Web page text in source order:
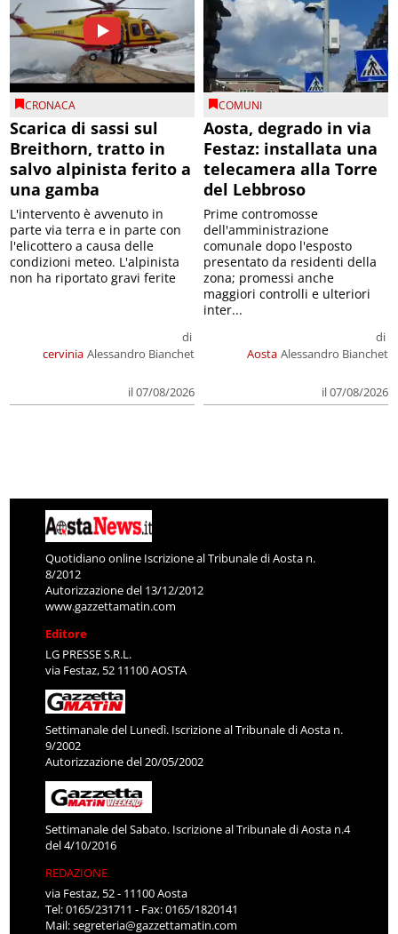
CRONACA
Scarica di sassi sul
Breithorn, tratto in
salvo alpinista ferito a
una gamba
cervinia
di
Alessandro Bianchet
il 07/08/2026
L'intervento è avvenuto in
parte via terra e in parte con
l'elicottero a causa delle
condizioni meteo. L'alpinista
non ha riportato gravi ferite
COMUNI
Aosta, degrado in via
Festaz: installata una
telecamera alla Torre
del Lebbroso
Aosta
di
Alessandro Bianchet
il 07/08/2026
Prime contromosse
dell'amministrazione
comunale dopo l'esposto
presentato da residenti della
zona; promessi anche
maggiori controlli e ulteriori
inter...
Quotidiano online Iscrizione al Tribunale di Aosta n.
8/2012
Autorizzazione del 13/12/2012
www.gazzettamatin.com
Editore
LG PRESSE S.R.L.
via Festaz, 52 11100 AOSTA
Settimanale del Lunedì. Iscrizione al Tribunale di Aosta n.
9/2002
Autorizzazione del 20/05/2002
Settimanale del Sabato. Iscrizione al Tribunale di Aosta n.4
del 4/10/2016
REDAZIONE
via Festaz, 52 - 11100 Aosta
Tel: 0165/231711 - Fax: 0165/1820141
Mail:segreteria@gazzettamatin.com